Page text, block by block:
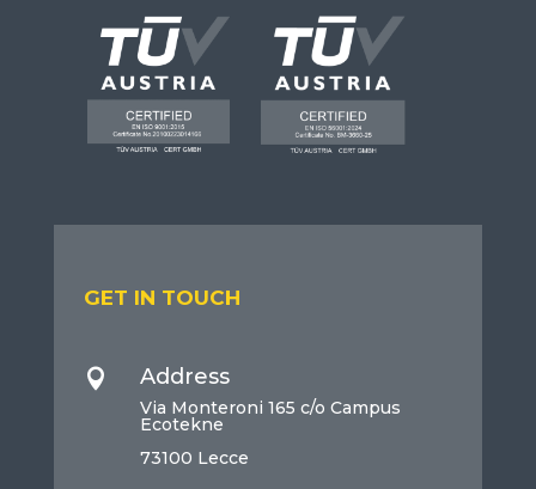
GET IN TOUCH
 Address
Via Monteroni 165 c/o Campus
Ecotekne
73100 Lecce